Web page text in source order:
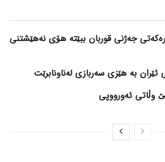
جەژنی قوربان ببێتە هۆی نەهێشتنی
بە هێزی سەربازی لەناونابرێت
وڵاتی ئەورووپی